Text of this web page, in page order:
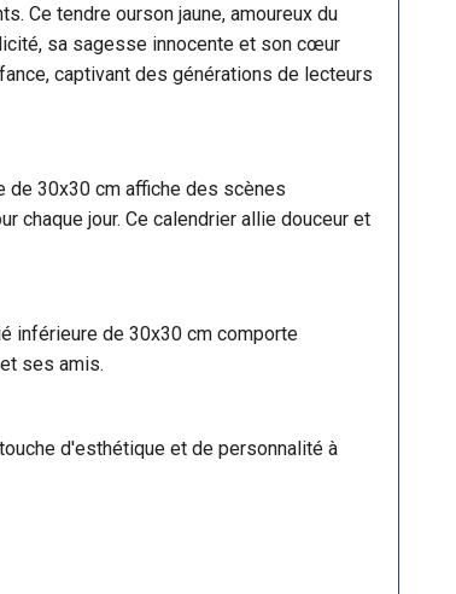
Ce tendre ourson jaune, amoureux du
sa sagesse innocente et son cœur
captivant des générations de lecteurs
de 30x30 cm affiche des scènes
chaque jour. Ce calendrier allie douceur et
inférieure de 30x30 cm comporte
ses amis.
d'esthétique et de personnalité à